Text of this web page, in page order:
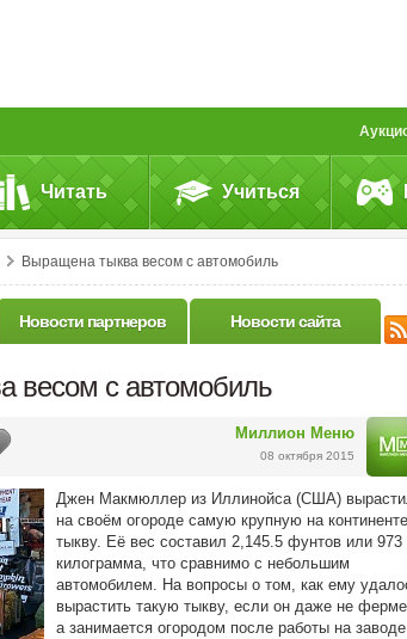
Читать Учиться
Выращена тыква весом с автомобиль
Новости партнеров Новости сайта
весом с автомобиль
Миллион Меню
08 октября 2015
Джен Макмюллер из Иллинойса (США)
на своём огороде самую крупную на континенте
тыкву. Её вес составил 2,145.5 фунтов или 973
килограмма, что сравнимо с небольшим
автомобилем. На вопросы о том, как ему
вырастить такую тыкву, если он даже не
а занимается огородом после работы на